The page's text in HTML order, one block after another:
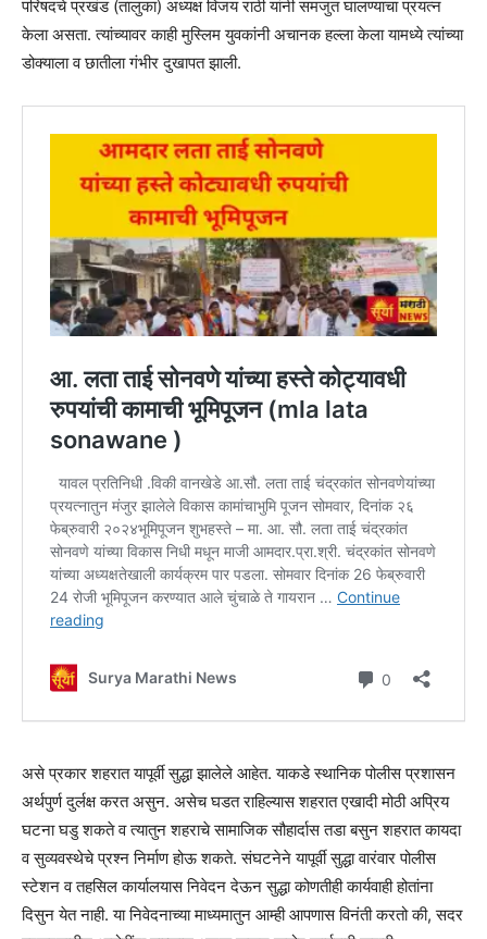
परिषदचे प्रखंड (तालुका) अध्यक्ष विजय राठी यांनी समजुत घालण्याचा प्रयत्न
केला असता. त्यांच्यावर काही मुस्लिम युवकांनी अचानक हल्ला केला यामध्ये त्यांच्या
डोक्याला व छातीला गंभीर दुखापत झाली.
असे प्रकार शहरात यापूर्वी सुद्धा झालेले आहेत. याकडे स्थानिक पोलीस प्रशासन
अर्थपुर्ण दुर्लक्ष करत असुन. असेच घडत राहिल्यास शहरात एखादी मोठी अप्रिय
घटना घडु शकते व त्यातुन शहराचे सामाजिक सौहार्दास तडा बसुन शहरात कायदा
व सुव्यवस्थेचे प्रश्न निर्माण होऊ शकते. संघटनेने यापूर्वी सुद्धा वारंवार पोलीस
स्टेशन व तहसिल कार्यालयास निवेदन देऊन सुद्धा कोणतीही कार्यवाही होतांना
दिसुन येत नाही. या निवेदनाच्या माध्यमातुन आम्ही आपणास विनंती करतो की, सदर